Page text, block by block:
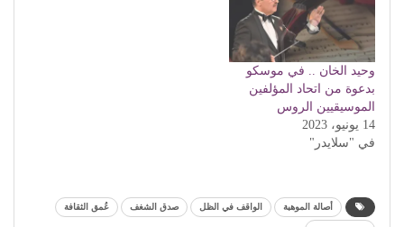
وحيد الخان .. في موسكو
بدعوة من اتحاد المؤلفين
الموسيقيين الروس
14 يونيو، 2023
في "سلايدر"
أصالة الموهبة الواقف في الظل صدق الشغف عُمق الثقافة